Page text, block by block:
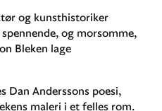
og kunsthistoriker
og morsomme,
Bleken lage
Dan Anderssons poesi,
maleri i et felles rom.